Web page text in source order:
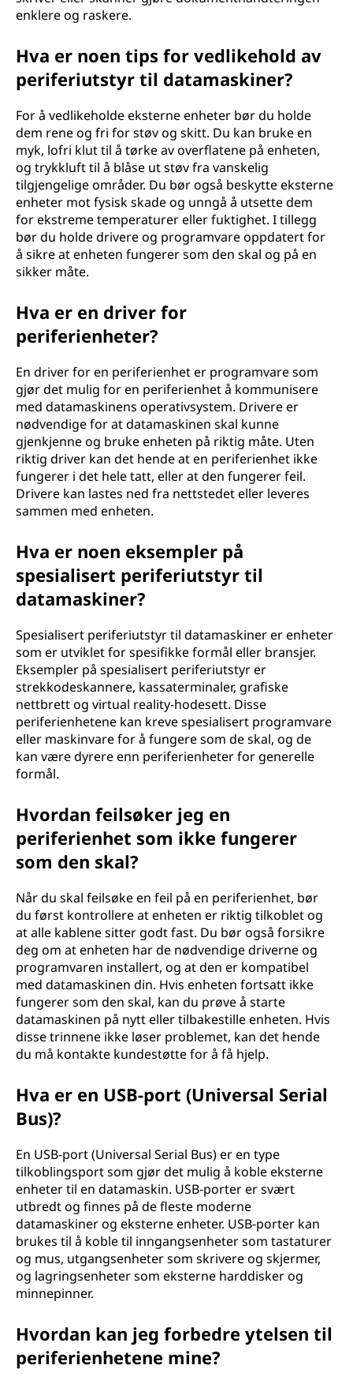
enklere og raskere.
Hva er noen tips for vedlikehold av
periferiutstyr til datamaskiner?
For å vedlikeholde eksterne enheter bør du holde
dem rene og fri for støv og skitt. Du kan bruke en
myk, lofri klut til å tørke av overflatene på enheten,
og trykkluft til å blåse ut støv fra vanskelig
tilgjengelige områder. Du bør også beskytte eksterne
enheter mot fysisk skade og unngå å utsette dem
for ekstreme temperaturer eller fuktighet. I tillegg
bør du holde drivere og programvare oppdatert for
å sikre at enheten fungerer som den skal og på en
sikker måte.
Hva er en driver for
periferienheter?
En driver for en periferienhet er programvare som
gjør det mulig for en periferienhet å kommunisere
med datamaskinens operativsystem. Drivere er
nødvendige for at datamaskinen skal kunne
gjenkjenne og bruke enheten på riktig måte. Uten
riktig driver kan det hende at en periferienhet ikke
fungerer i det hele tatt, eller at den fungerer feil.
Drivere kan lastes ned fra nettstedet eller leveres
sammen med enheten.
Hva er noen eksempler på
spesialisert periferiutstyr til
datamaskiner?
Spesialisert periferiutstyr til datamaskiner er enheter
som er utviklet for spesifikke formål eller bransjer.
Eksempler på spesialisert periferiutstyr er
strekkodeskannere, kassaterminaler, grafiske
nettbrett og virtual reality-hodesett. Disse
periferienhetene kan kreve spesialisert programvare
eller maskinvare for å fungere som de skal, og de
kan være dyrere enn periferienheter for generelle
formål.
Hvordan feilsøker jeg en
periferienhet som ikke fungerer
som den skal?
Når du skal feilsøke en feil på en periferienhet, bør
du først kontrollere at enheten er riktig tilkoblet og
at alle kablene sitter godt fast. Du bør også forsikre
deg om at enheten har de nødvendige driverne og
programvaren installert, og at den er kompatibel
med datamaskinen din. Hvis enheten fortsatt ikke
fungerer som den skal, kan du prøve å starte
datamaskinen på nytt eller tilbakestille enheten. Hvis
disse trinnene ikke løser problemet, kan det hende
du må kontakte kundestøtte for å få hjelp.
Hva er en USB-port (Universal Serial
Bus)?
En USB-port (Universal Serial Bus) er en type
tilkoblingsport som gjør det mulig å koble eksterne
enheter til en datamaskin. USB-porter er svært
utbredt og finnes på de fleste moderne
datamaskiner og eksterne enheter. USB-porter kan
brukes til å koble til inngangsenheter som tastaturer
og mus, utgangsenheter som skrivere og skjermer,
og lagringsenheter som eksterne harddisker og
minnepinner.
Hvordan kan jeg forbedre ytelsen til
periferienhetene mine?